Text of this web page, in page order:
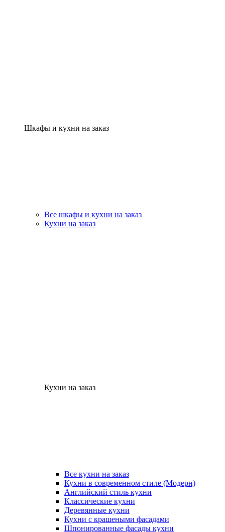
Шкафы и кухни на заказ
Все шкафы и кухни на заказ
Кухни на заказ
Кухни на заказ
Все кухни на заказ
Кухни в современном стиле (Модерн)
Английский стиль кухни
Классические кухни
Деревянные кухни
Кухни с крашеными фасадами
Шпонированные фасады кухни